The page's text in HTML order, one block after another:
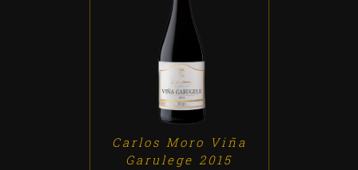
ADD TO CART
Carlos Moro Viña
Garulege 2015